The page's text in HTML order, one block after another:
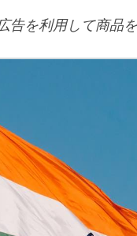
告を利用して商品